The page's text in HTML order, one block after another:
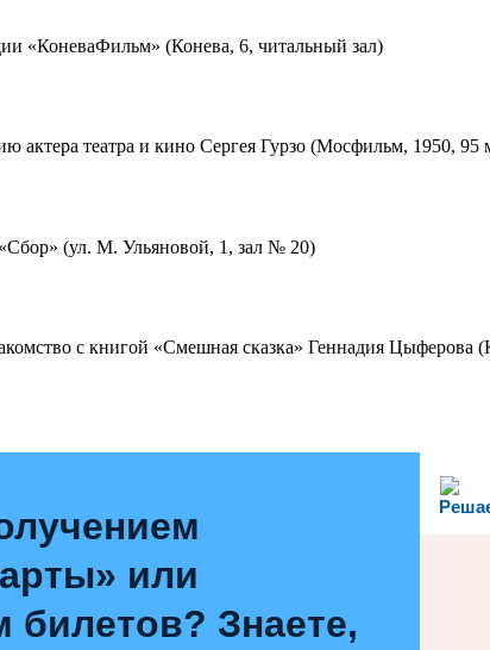
«КоневаФильм» (Конева, 6, читальный зал)
актера театра и кино Сергея Гурзо (Мосфильм, 1950,
(ул. М. Ульяновой, 1, зал № 20)
с книгой «Смешная сказка» Геннадия Цыферова
или
билетов? Знаете,